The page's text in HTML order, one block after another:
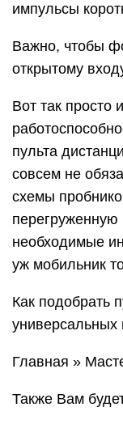
импульсы
Важно, чтобы
открытому
Вот так просто
пульта
совсем не
схемы
перегруженную
необходимые
уж мобильник
Как подобрать
универсальных
Главная »
Также Вам